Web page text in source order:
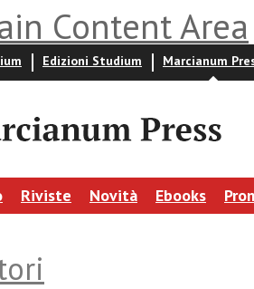
Content Area
Edizioni Studium Marcianum
Riviste Novità Ebooks